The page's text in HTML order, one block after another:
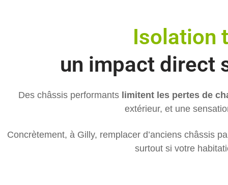
Isolation
un impact direct
Des châssis performants limitent les pertes de
extérieur, et une
Concrètement, à Gilly, remplacer d’anciens châssis
surtout si votre